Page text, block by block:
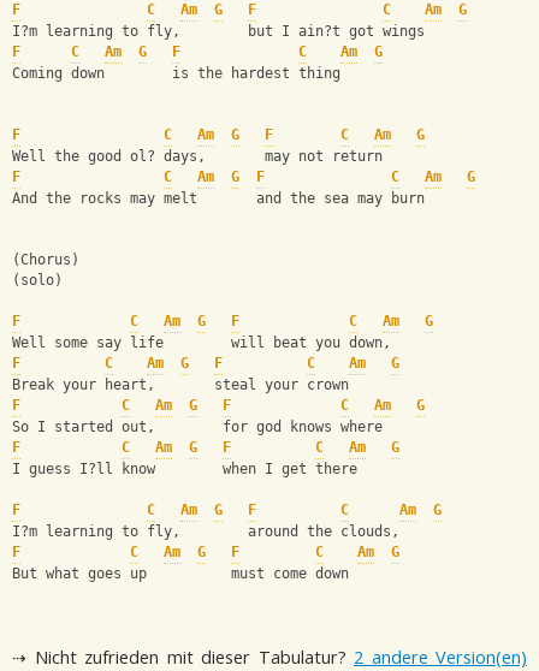
F
C Am G F C Am
G
I?m learning to fly,        but I ain?t got wings
F
C Am G F C Am
G
Coming down        is the hardest thing
F C Am G F C Am
G
Well the good ol? days,       may not return
F
C Am G F C Am
G
And the rocks may melt       and the sea may burn
(Chorus)
(solo)
F C Am G F C Am
G
Well some say life        will beat you down,
F
C Am G F C Am
G
Break your heart,       steal your crown
F
C Am G F C Am
G
So I started out,        for god knows where
F
C Am G F C Am
G
I guess I?ll know        when I get there
F C Am G F C Am
G
I?m learning to fly,        around the clouds,
F
C Am G F C Am
G
But what goes up          must come down
⇢ Nicht zufrieden mit dieser Tabulatur? 2 andere Version(en)